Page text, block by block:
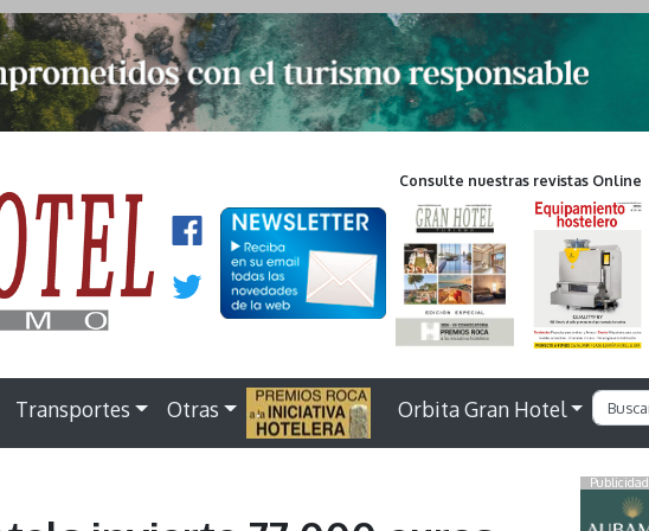
Consulte nuestras revistas Online
Transportes Otras . Orbita Gran Hotel
Publicidad